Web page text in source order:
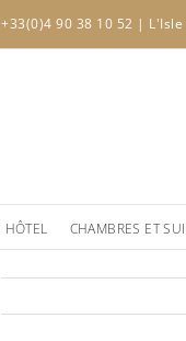
+33(0)4 90 38 10 52 | L'Isle
HÔTEL CHAMBRES ET